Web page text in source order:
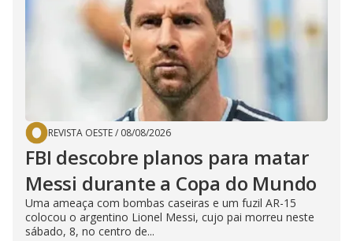
REVISTA OESTE/ 08/08/2026
FBI descobre planos para matar
Messi durante a Copa do Mundo
Uma ameaça com bombas caseiras e um fuzil AR-15
colocou o argentino Lionel Messi, cujo pai morreu neste
sábado, 8, no centro de...